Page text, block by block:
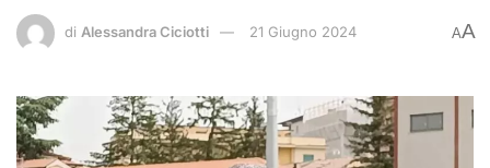
di Alessandra Ciciotti 21 Giugno 2024 AA